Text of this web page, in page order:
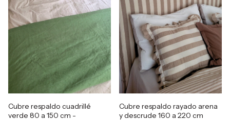
Cubre respaldo cuadrillé
verde 80 a 150 cm -
Cubre respaldo rayado arena
y descrude 160 a 220 cm